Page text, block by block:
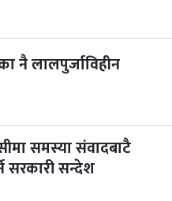
२ महिना बाँकी
२ महिना बाँकी
नै लालपुर्जाविहीन
समस्या संवादबाटै
सरकारी सन्देश